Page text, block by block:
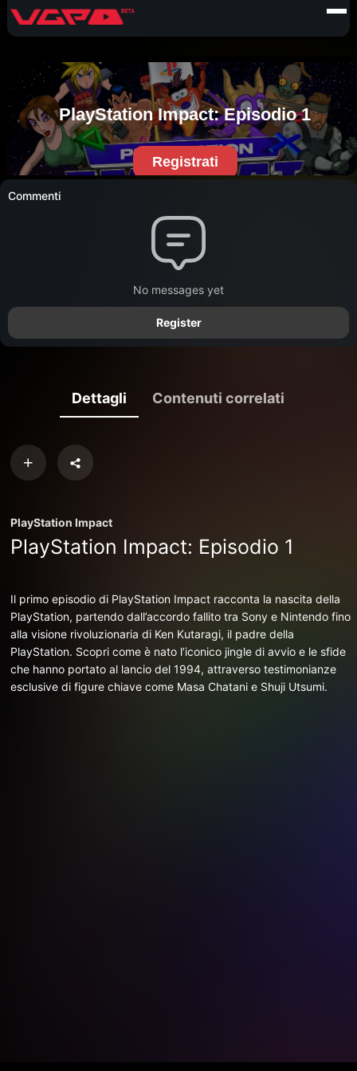
Commenti
No messages yet
Register
Dettagli Contenuti correlati
PlayStation Impact
PlayStation Impact: Episodio 1
Il primo episodio di PlayStation Impact racconta la nascita della
PlayStation, partendo dall’accordo fallito tra Sony e Nintendo fino
alla visione rivoluzionaria di Ken Kutaragi, il padre della
PlayStation. Scopri come è nato l’iconico jingle di avvio e le sfide
che hanno portato al lancio del 1994, attraverso testimonianze
esclusive di figure chiave come Masa Chatani e Shuji Utsumi.